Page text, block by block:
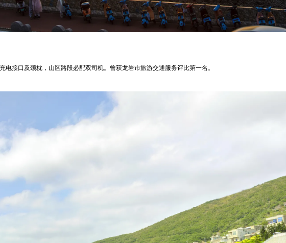
电接口及颈枕，山区路段必配双司机。曾获龙岩市旅游交通服务评比第一名。